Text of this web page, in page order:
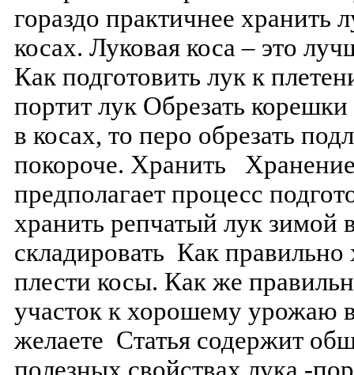
гораздо практичнее хранить
косах. Луковая коса – это
Как подготовить лук к
портит лук Обрезать
в косах, то перо обрезать
покороче. Хранить Хранение
предполагает процесс
хранить репчатый лук
складировать Как правильно
плести косы. Как же
участок к хорошему урожаю
желаете Статья содержит